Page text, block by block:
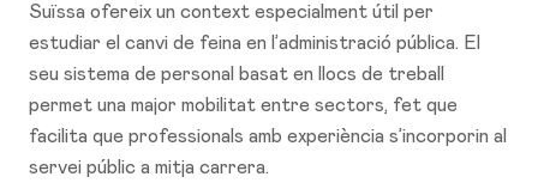
Suïssa ofereix un context especialment útil per
estudiar el canvi de feina en l’administració pública. El
seu sistema de personal basat en llocs de treball
permet una major mobilitat entre sectors, fet que
facilita que professionals amb experiència s’incorporin al
servei públic a mitja carrera.